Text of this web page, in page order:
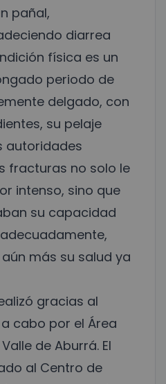
pañal,
diarrea
física es un
periodo de
delgado, con
su pelaje
autoridades
fracturas no solo le
intenso, sino que
su capacidad
más su salud ya
gracias al
cabo por el Área
de Aburrá. El
al Centro de